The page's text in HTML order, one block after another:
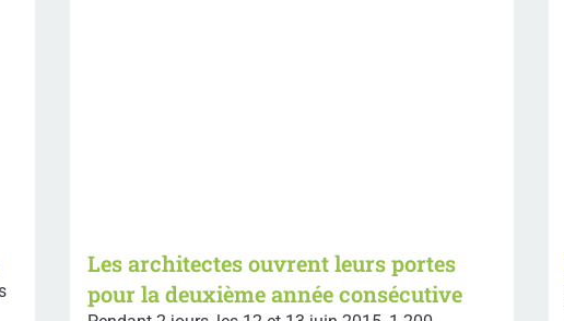
Les architectes ouvrent leurs portes
pour la deuxième année consécutive